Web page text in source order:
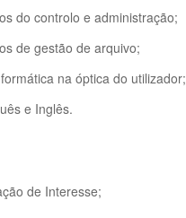
do controlo e administração;
de gestão de arquivo;
na óptica do utilizador;
e Inglês.
de Interesse;